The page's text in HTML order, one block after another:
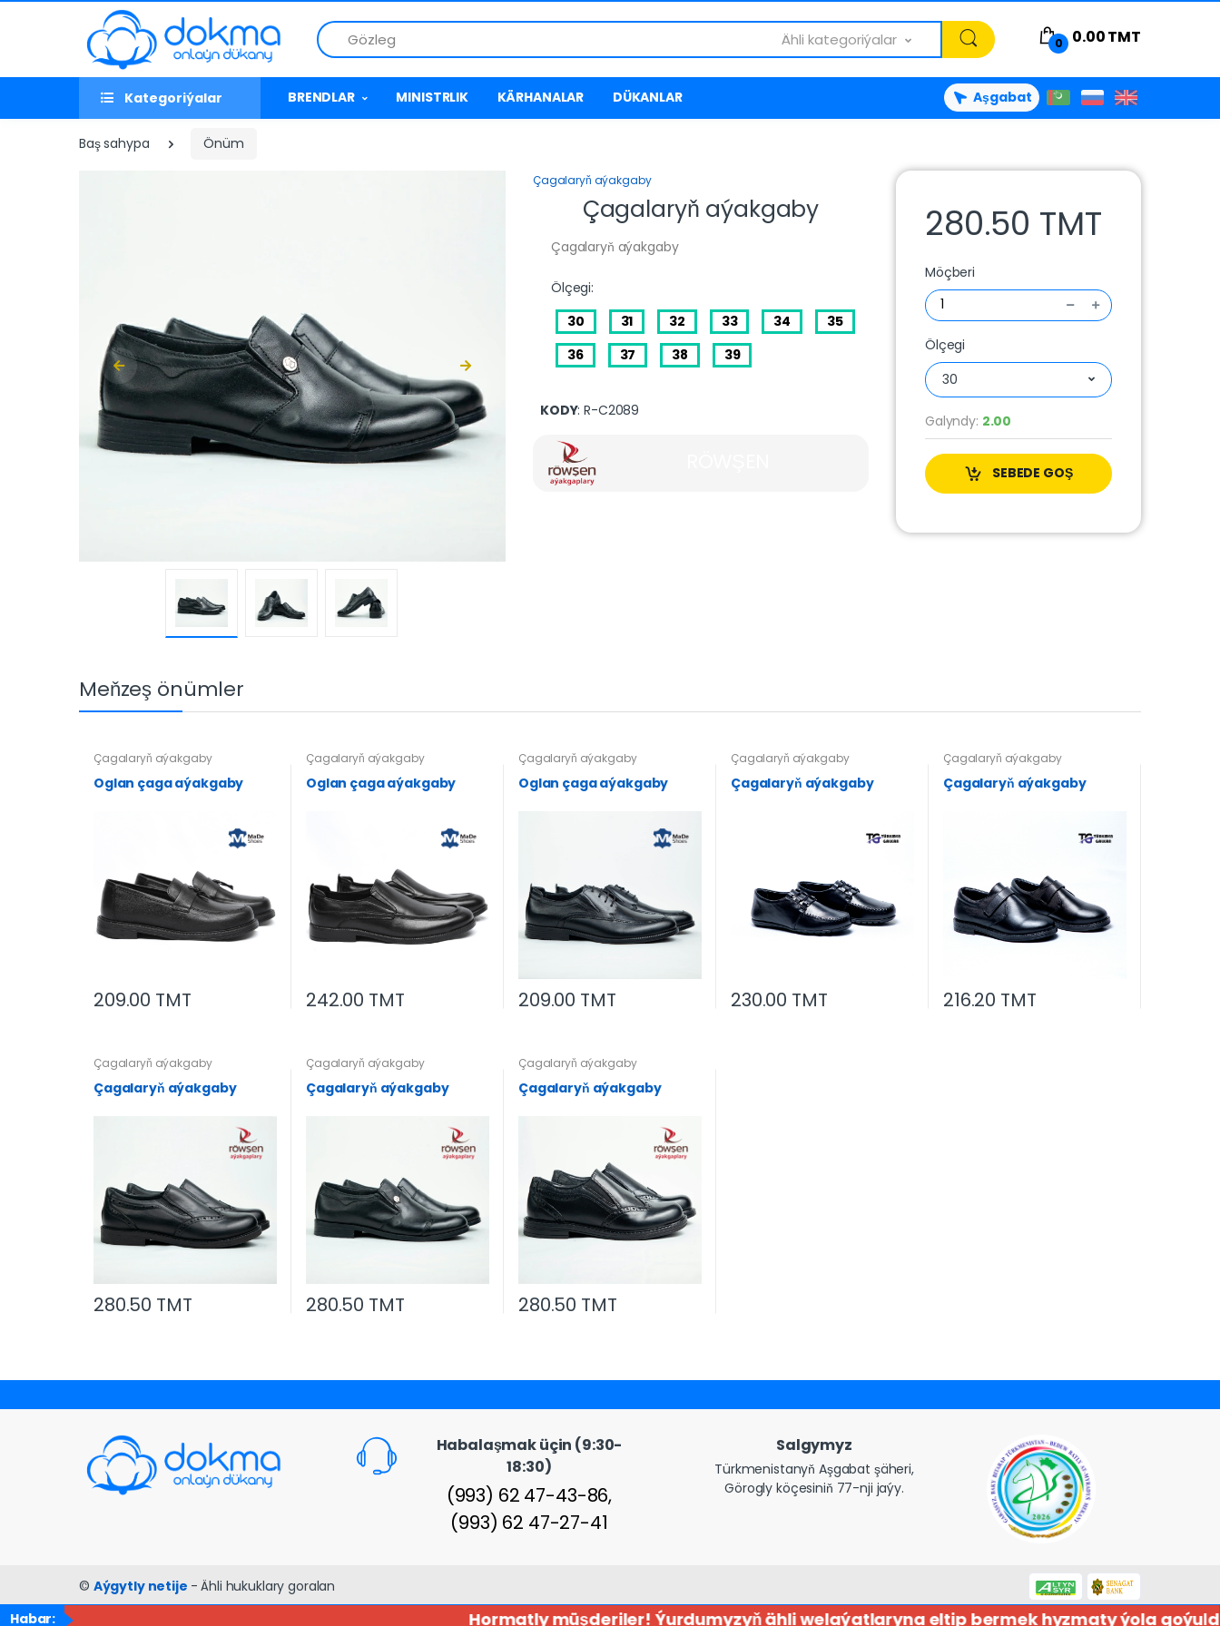
Gözleg
Ähli kategoriýalar 0 0.00TMT
Kategoriýalar BRENDLAR MINISTRLIK KÄRHANALAR DÜKANLAR Aşgabat
Baş sahypa Önüm
Çagalaryň aýakgaby
Çagalaryň aýakgaby
Çagalaryň aýakgaby
Ölçegi:
30
31 32 33 34
35
36
37 38 39
KODY: R-C2089
280.50 TMT
Möçberi
Ölçegi
30
Galyndy: 2.00
SEBEDE GOŞ
Meňzeş önümler
Çagalaryň aýakgaby
Oglan çaga aýakgaby
209.00 TMT
Çagalaryň aýakgaby
Oglan çaga aýakgaby
242.00 TMT
Çagalaryň aýakgaby
Oglan çaga aýakgaby
209.00 TMT
Çagalaryň aýakgaby
Çagalaryň aýakgaby
230.00 TMT
Çagalaryň aýakgaby
Çagalaryň aýakgaby
216.20 TMT
Çagalaryň aýakgaby
Çagalaryň aýakgaby
280.50 TMT
Çagalaryň aýakgaby
Çagalaryň aýakgaby
280.50 TMT
Çagalaryň aýakgaby
Çagalaryň aýakgaby
280.50 TMT
Habalaşmak üçin (9:30-
18:30)
(993) 62 47-43-86,
(993) 62 47-27-41
Salgymyz
Türkmenistanyň Aşgabat şäheri,
Görogly köçesiniň 77-nji jaýy.
© Aýgytly netije - Ähli hukuklary goralan
Habar:
Hormatly müşderiler! Ýurdumyzyň ähli welaýatlaryna eltip bermek hyzmaty ýola goýuldy!